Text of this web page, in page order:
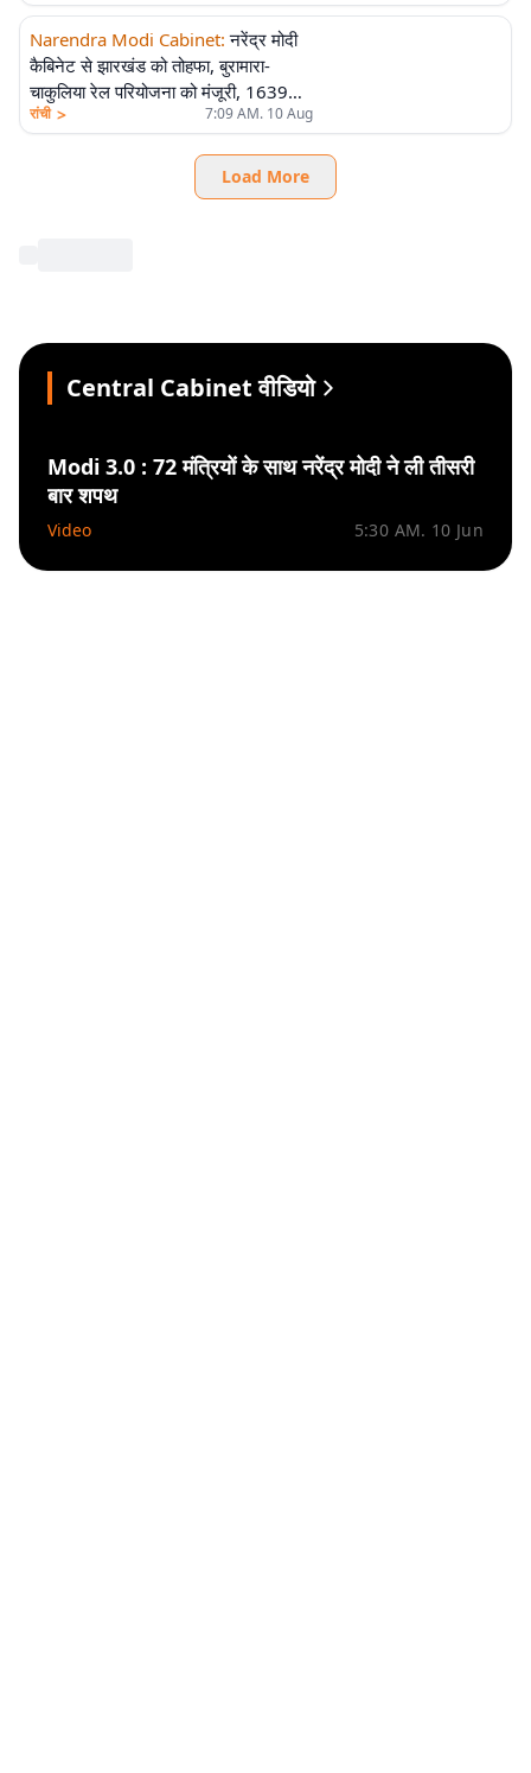
Narendra Modi Cabinet: नरेंद्र मोदी
कैबिनेट से झारखंड को तोहफा, बुरामारा-
चाकुलिया रेल परियोजना को मंजूरी, 1639
करोड़ रुपए होंगे खर्च
रांची > 7:09 AM. 10 Aug
Load More
Central Cabinet वीडियो
Modi 3.0 : 72 मंत्रियों के साथ नरेंद्र मोदी ने ली तीसरी
बार शपथ
Video 5:30 AM. 10 Jun